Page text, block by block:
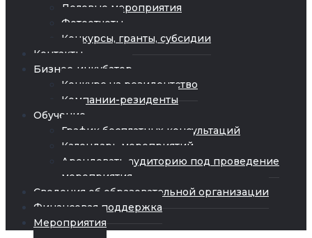
Деловые мероприятия
Фотоотчеты
Конкурсы, гранты, субсидии
Контакты
Бизнес-инкубатор
Конкурс на резидентство
Компании-резиденты
Обучение
График бесплатных консультаций
Календарь мероприятий
Арендовать аудиторию под проведение
мероприятия
Сведения об образовательной организации
Финансовая поддержка
Мероприятия